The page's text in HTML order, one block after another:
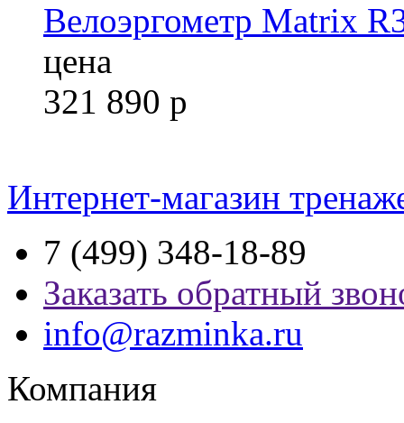
Велоэргометр Matrix
цена
321 890 р
Интернет-магазин
7 (499) 348-18-89
Заказать обратный
info@razminka.ru
Компания